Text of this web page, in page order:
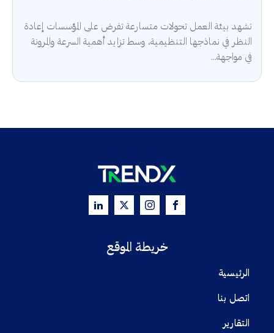
تشهد بيئة العمل تحولات متسارعة تفرض على المؤسسات إعادة
النظر في نماذجها التنظيمية، وسط تزايد أهمية السرعة والمرونة
في مواجهة...
خريطة الموقع
الرئيسية
اتصل بنا
التقارير